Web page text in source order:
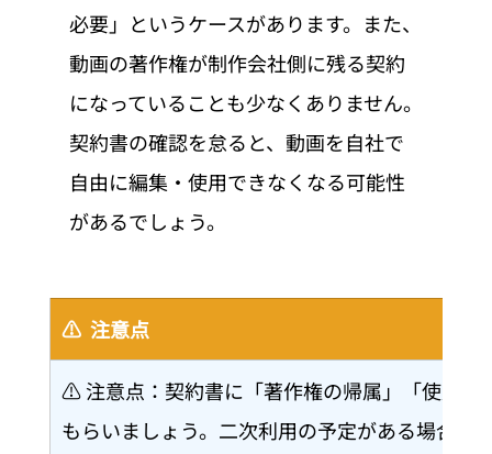
必要」というケースがあります。また、
動画の著作権が制作会社側に残る契約
になっていることも少なくありません。
契約書の確認を怠ると、動画を自社で
自由に編集・使用できなくなる可能性
があるでしょう。
⚠️  注意点
⚠️ 注意点：契約書に「著作権の帰属」「使用媒
もらいましょう。二次利用の予定がある場合は